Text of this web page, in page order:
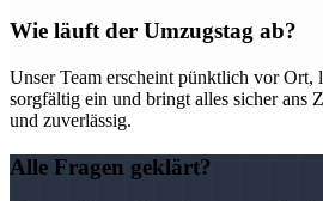
Wie läuft der Umzugstag ab?
Unser Team erscheint pünktlich vor Ort,
sorgfältig ein und bringt alles sicher ans
und zuverlässig.
Alle Fragen geklärt?